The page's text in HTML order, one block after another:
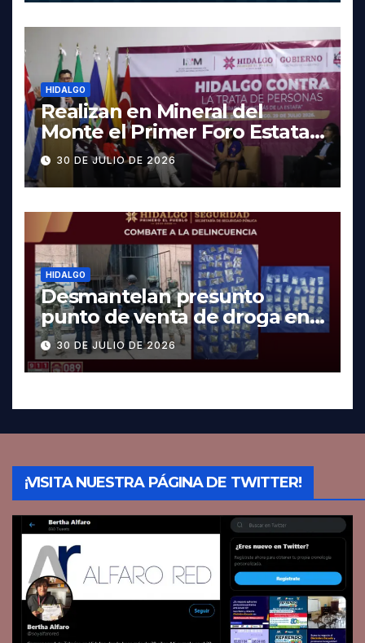
HIDALGO
Realizan en Mineral del
Monte el Primer Foro Estatal
contra la Trata de Personas
30 DE JULIO DE 2026
HIDALGO
Desmantelan presunto
punto de venta de droga en
Pachuca; hay dos detenidos
30 DE JULIO DE 2026
¡VISITA NUESTRA PÁGINA DE TWITTER!